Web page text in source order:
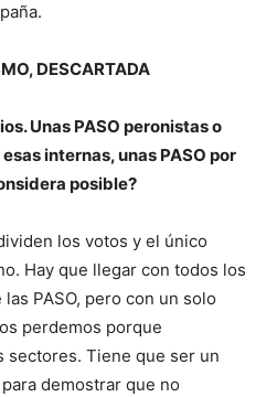
DESCARTADA
Unas PASO peronistas o
internas, unas PASO por
posible?
los votos y el único
Hay que llegar con todos los
PASO, pero con un solo
perdemos porque
sectores. Tiene que ser un
demostrar que no